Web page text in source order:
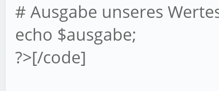
# Ausgabe unseres
echo $ausgabe;
?>[/code]